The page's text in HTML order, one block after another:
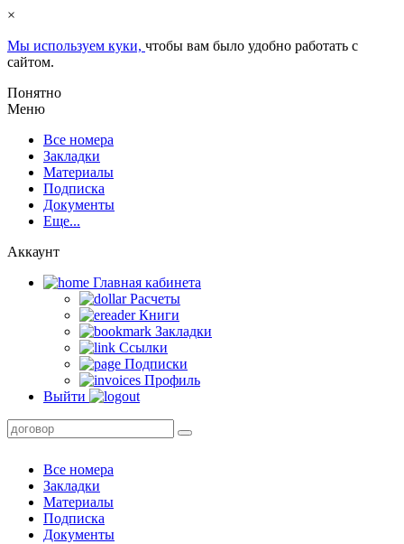
×
Мы используем куки, чтобы вам было удобно работать с
сайтом.
Понятно
Меню
Все номера
Закладки
Материалы
Подписка
Документы
Еще...
Аккаунт
Главная кабинета
Расчеты
Книги
Закладки
Ссылки
Подписки
Профиль
Выйти
Все номера
Закладки
Материалы
Подписка
Документы